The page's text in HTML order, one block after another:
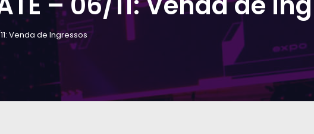
11: Venda de Ingressos